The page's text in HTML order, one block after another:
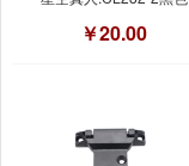
￥20.00